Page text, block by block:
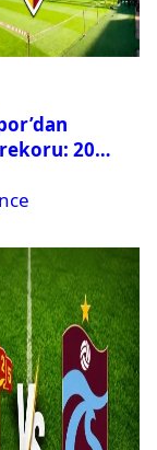
20